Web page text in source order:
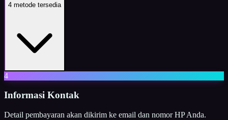
4 metode tersedia
4
Informasi Kontak
Detail pembayaran akan dikirim ke email dan nomor HP Anda.